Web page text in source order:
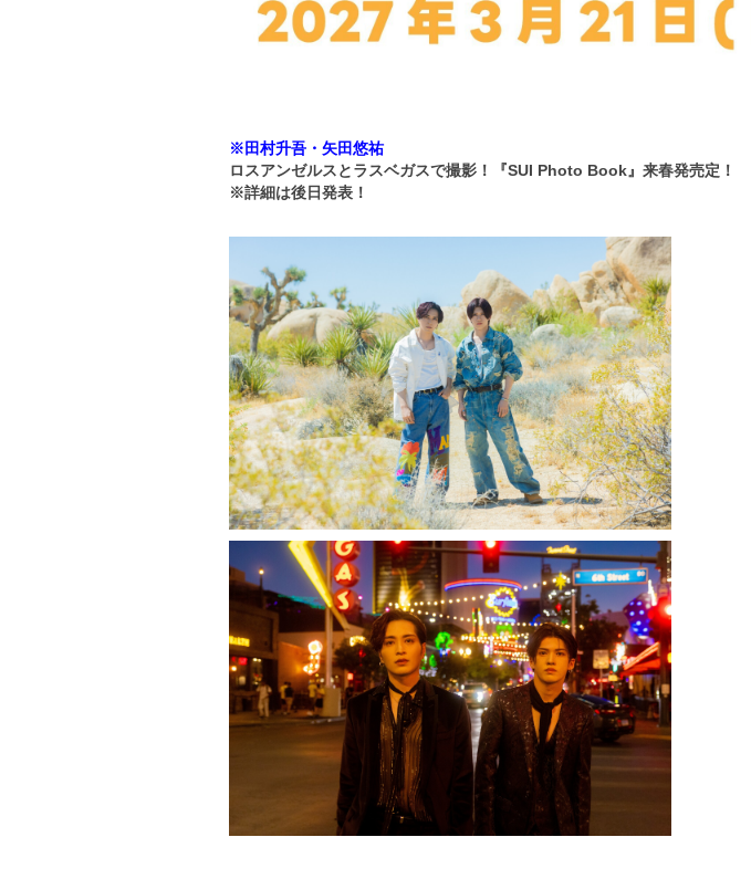
※田村升吾・矢田悠祐
ロスアンゼルスとラスベガスで撮影！『SUI Photo Book』来春発売定！
※詳細は後日発表！